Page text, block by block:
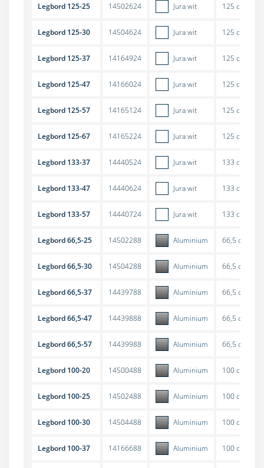
Legbord 125-25 14502624 Jura wit 125 cm
Legbord 125-30 14504624 Jura wit 125 cm
Legbord 125-37 14164924 Jura wit 125 cm
Legbord 125-47 14166024 Jura wit 125 cm
Legbord 125-57 14165124 Jura wit 125 cm
Legbord 125-67 14165224 Jura wit 125 cm
Legbord 133-37 14440524 Jura wit 133 cm
Legbord 133-47 14440624 Jura wit 133 cm
Legbord 133-57 14440724 Jura wit 133 cm
Legbord 66,5-25 14502288 Aluminium 66,5 cm
Legbord 66,5-30 14504288 Aluminium 66,5 cm
Legbord 66,5-37 14439788 Aluminium 66,5 cm
Legbord 66,5-47 14439888 Aluminium 66,5 cm
Legbord 66,5-57 14439988 Aluminium 66,5 cm
Legbord 100-20 14500488 Aluminium 100 cm
Legbord 100-25 14502488 Aluminium 100 cm
Legbord 100-30 14504488 Aluminium 100 cm
Legbord 100-37 14166688 Aluminium 100 cm